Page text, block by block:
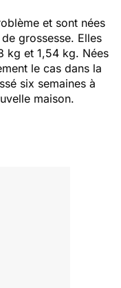
et sont nées
grossesse. Elles
kg et 1,54 kg. Nées
le cas dans la
six semaines à
maison.